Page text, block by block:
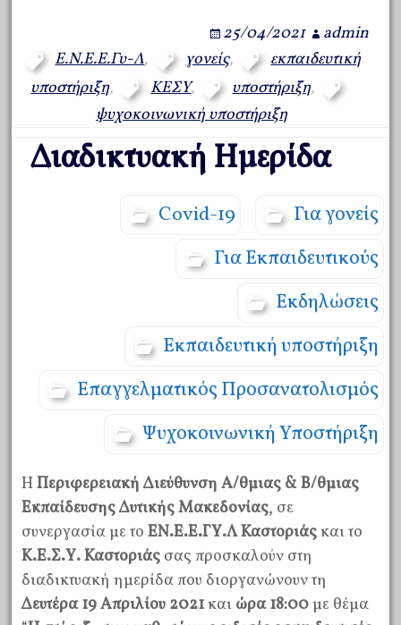
25/04/2021
admin
E.Ν.Ε.Ε.Γυ-Λ, γονείς,
εκπαιδευτική
υποστήριξη, ΚΕΣΥ, υποστήριξη,
ψυχοκοινωνική υποστήριξη
Διαδικτυακή Ημερίδα
Covid-19
Για γονείς
Για Εκπαιδευτικούς
Εκδηλώσεις
Εκπαιδευτική υποστήριξη
Επαγγελματικός Προσανατολισμός
Ψυχοκοινωνική Υποστήριξη
ΗΠεριφερειακή Διεύθυνση Α/θμιας & Β/θμιας
Εκπαίδευσης Δυτικής Μακεδονίας, σε
συνεργασία με τοΕΝ.Ε.Ε.ΓΥ.Λ Καστοριάςκαι το
Κ.Ε.Σ.Υ. Καστοριάς σας προσκαλούν στη
διαδικτυακή ημερίδα που διοργανώνουν τη
Δευτέρα 19 Απριλίου 2021και ώρα 18:00 με θέμα